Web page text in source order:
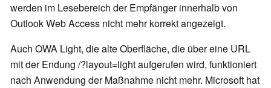
werden im Lesebereich der Empfänger innerhalb von
Outlook Web Access nicht mehr korrekt angezeigt.
Auch OWA Light, die alte Oberfläche, die über eine URL
mit der Endung /?layout=light aufgerufen wird, funktioniert
nach Anwendung der Maßnahme nicht mehr. Microsoft hat